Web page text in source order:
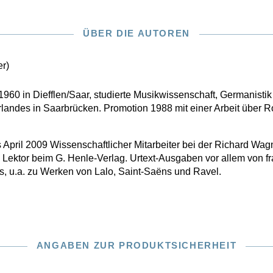
ÜBER DIE AUTOREN
in Diefflen/Saar, studierte Musikwissenschaft,
in Saarbrücken. Promotion 1988 mit einer Arbeit über
2009 Wissenschaftlicher Mitarbeiter bei der Richard
beim G. Henle-Verlag. Urtext-Ausgaben vor allem von
u.a. zu Werken von Lalo, Saint-Saëns und Ravel.
ANGABEN ZUR PRODUKTSICHERHEIT